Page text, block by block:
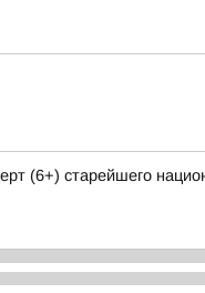
(6+) старейшего